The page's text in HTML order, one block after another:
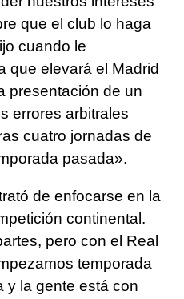
que el club lo haga
cuando le
que elevará el Madrid
presentación de un
errores arbitrales
cuatro jornadas de
pasada».
de enfocarse en la
continental.
pero con el Real
temporada
y la gente está con